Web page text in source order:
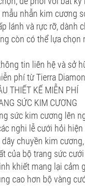
mẫu nhẫn kim cương
lánh và rực rỡ, dành
còn có thể lựa
tin liên hệ và sở
phí từ Tierra
THIẾT KẾ MIỄN PHÍ
SỨC KIM CƯƠNG
sức kim cương lên
nghi lễ cưới hỏi
dây chuyền kim
của bộ trang sức
khiết mang lại cảm
cao hơn bộ vàng